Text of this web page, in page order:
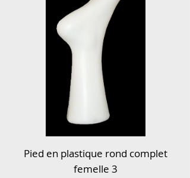
Pied en plastique rond complet
femelle 3